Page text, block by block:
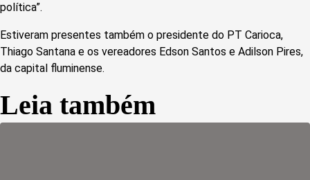
política”.
Estiveram presentes também o presidente do PT Carioca,
Thiago Santana e os vereadores Edson Santos e Adilson Pires,
da capital fluminense.
Leia também